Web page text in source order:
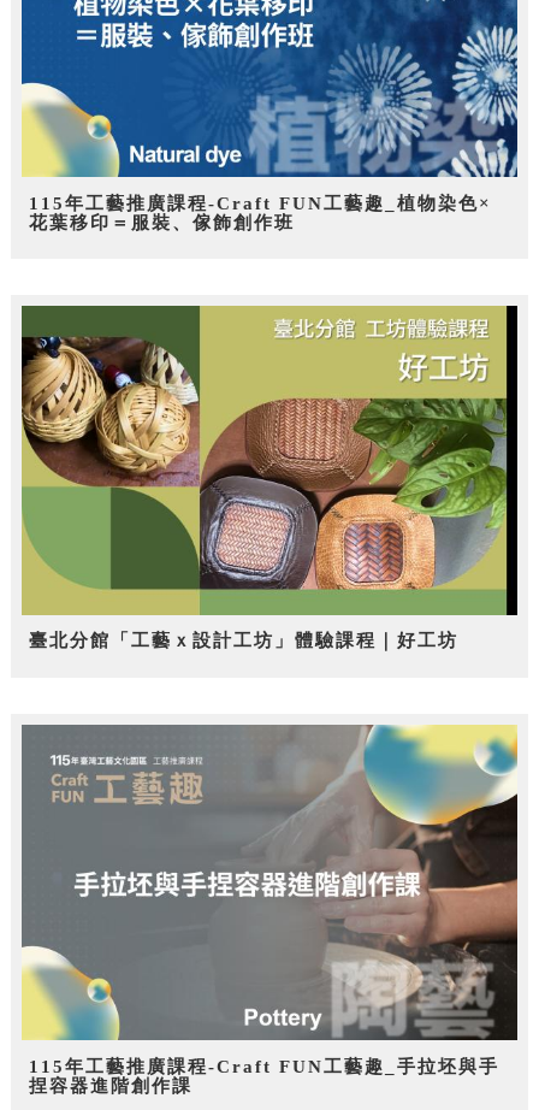
115年工藝推廣課程-Craft FUN工藝趣_植物染色×
花葉移印＝服裝、傢飾創作班
臺北分館「工藝ｘ設計工坊」體驗課程｜好工坊
115年工藝推廣課程-Craft FUN工藝趣_手拉坯與手
捏容器進階創作課